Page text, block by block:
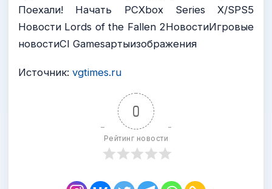
Поехали! Начать PCXbox Series X/SPS5
Новости Lords of the Fallen 2НовостиИгровые
новостиCI Gamesартыизображения
Источник: vgtimes.ru
0
Рейтинг новости